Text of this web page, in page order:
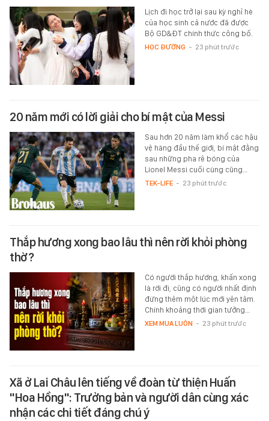
Lịch đi học trở lại sau kỳ nghỉ hè
của học sinh cả nước đã được
Bộ GD&ĐT chính thức công bố.
HỌC ĐƯỜNG - 23 phút trước
20 năm mới có lời giải cho bí mật của Messi
Sau hơn 20 năm làm khổ các hậu
vệ hàng đầu thế giới, bí mật đằng
sau những pha rê bóng của
Lionel Messi cuối cùng cũng…
TEK-LIFE - 23 phút trước
Thắp hương xong bao lâu thì nên rời khỏi phòng
thờ?
Có người thắp hương, khấn xong
là rời đi, cũng có người nhất định
đứng thêm một lúc mới yên tâm.
Chính khoảng thời gian tưởng…
XEM MUA LUÔN - 23 phút trước
Xã ở Lai Châu lên tiếng về đoàn từ thiện Huấn
"Hoa Hồng": Trưởng bản và người dân cùng xác
nhận các chi tiết đáng chú ý